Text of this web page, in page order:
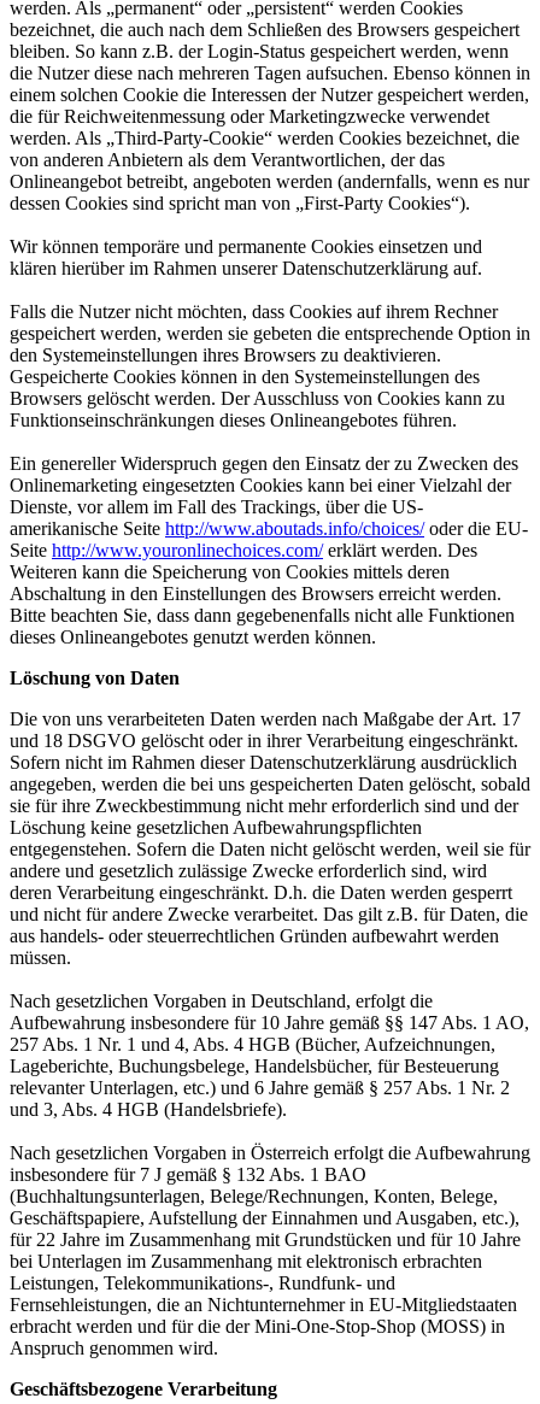
werden. Als „permanent“ oder „persistent“ werden Cookies
bezeichnet, die auch nach dem Schließen des Browsers gespeichert
bleiben. So kann z.B. der Login-Status gespeichert werden, wenn
die Nutzer diese nach mehreren Tagen aufsuchen. Ebenso können in
einem solchen Cookie die Interessen der Nutzer gespeichert werden,
die für Reichweitenmessung oder Marketingzwecke verwendet
werden. Als „Third-Party-Cookie“ werden Cookies bezeichnet, die
von anderen Anbietern als dem Verantwortlichen, der das
Onlineangebot betreibt, angeboten werden (andernfalls, wenn es nur
dessen Cookies sind spricht man von „First-Party Cookies“).
Wir können temporäre und permanente Cookies einsetzen und
klären hierüber im Rahmen unserer Datenschutzerklärung auf.
Falls die Nutzer nicht möchten, dass Cookies auf ihrem Rechner
gespeichert werden, werden sie gebeten die entsprechende Option in
den Systemeinstellungen ihres Browsers zu deaktivieren.
Gespeicherte Cookies können in den Systemeinstellungen des
Browsers gelöscht werden. Der Ausschluss von Cookies kann zu
Funktionseinschränkungen dieses Onlineangebotes führen.
Ein genereller Widerspruch gegen den Einsatz der zu Zwecken des
Onlinemarketing eingesetzten Cookies kann bei einer Vielzahl der
Dienste, vor allem im Fall des Trackings, über die US-
amerikanische Seite http://www.aboutads.info/choices/oder die EU-
Seite http://www.youronlinechoices.com/erklärt werden. Des
Weiteren kann die Speicherung von Cookies mittels deren
Abschaltung in den Einstellungen des Browsers erreicht werden.
Bitte beachten Sie, dass dann gegebenenfalls nicht alle Funktionen
dieses Onlineangebotes genutzt werden können.
Löschung von Daten
Die von uns verarbeiteten Daten werden nach Maßgabe der Art. 17
und 18 DSGVO gelöscht oder in ihrer Verarbeitung eingeschränkt.
Sofern nicht im Rahmen dieser Datenschutzerklärung ausdrücklich
angegeben, werden die bei uns gespeicherten Daten gelöscht, sobald
sie für ihre Zweckbestimmung nicht mehr erforderlich sind und der
Löschung keine gesetzlichen Aufbewahrungspflichten
entgegenstehen. Sofern die Daten nicht gelöscht werden, weil sie für
andere und gesetzlich zulässige Zwecke erforderlich sind, wird
deren Verarbeitung eingeschränkt. D.h. die Daten werden gesperrt
und nicht für andere Zwecke verarbeitet. Das gilt z.B. für Daten, die
aus handels- oder steuerrechtlichen Gründen aufbewahrt werden
müssen.
Nach gesetzlichen Vorgaben in Deutschland, erfolgt die
Aufbewahrung insbesondere für 10 Jahre gemäß §§ 147 Abs. 1 AO,
257 Abs. 1 Nr. 1 und 4, Abs. 4 HGB (Bücher, Aufzeichnungen,
Lageberichte, Buchungsbelege, Handelsbücher, für Besteuerung
relevanter Unterlagen, etc.) und 6 Jahre gemäß § 257 Abs. 1 Nr. 2
und 3, Abs. 4 HGB (Handelsbriefe).
Nach gesetzlichen Vorgaben in Österreich erfolgt die Aufbewahrung
insbesondere für 7 J gemäß § 132 Abs. 1 BAO
(Buchhaltungsunterlagen, Belege/Rechnungen, Konten, Belege,
Geschäftspapiere, Aufstellung der Einnahmen und Ausgaben, etc.),
für 22 Jahre im Zusammenhang mit Grundstücken und für 10 Jahre
bei Unterlagen im Zusammenhang mit elektronisch erbrachten
Leistungen, Telekommunikations-, Rundfunk- und
Fernsehleistungen, die an Nichtunternehmer in EU-Mitgliedstaaten
erbracht werden und für die der Mini-One-Stop-Shop (MOSS) in
Anspruch genommen wird.
Geschäftsbezogene Verarbeitung